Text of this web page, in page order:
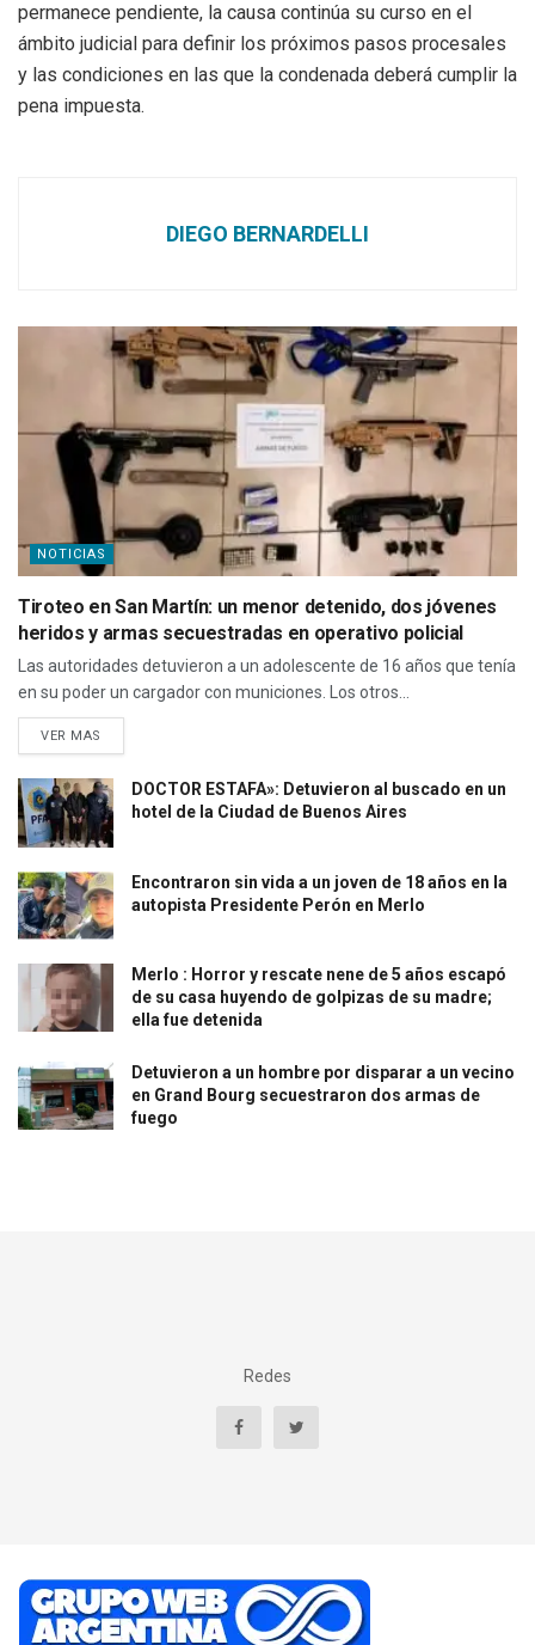
permanece pendiente, la causa continúa su curso en el
ámbito judicial para definir los próximos pasos procesales
y las condiciones en las que la condenada deberá cumplir la
pena impuesta.
DIEGO BERNARDELLI
NOTICIAS
Tiroteo en San Martín: un menor detenido, dos jóvenes
heridos y armas secuestradas en operativo policial
Las autoridades detuvieron a un adolescente de 16 años que tenía
en su poder un cargador con municiones. Los otros...
VER MAS
DOCTOR ESTAFA»: Detuvieron al buscado en un
hotel de la Ciudad de Buenos Aires
Encontraron sin vida a un joven de 18 años en la
autopista Presidente Perón en Merlo
Merlo : Horror y rescate nene de 5 años escapó
de su casa huyendo de golpizas de su madre;
ella fue detenida
Detuvieron a un hombre por disparar a un vecino
en Grand Bourg secuestraron dos armas de
fuego
Redes